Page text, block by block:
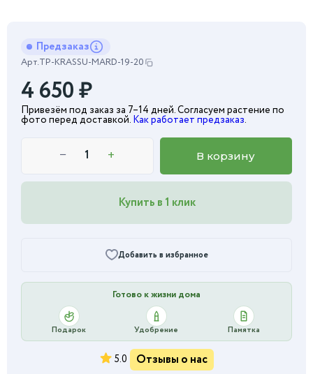
Предзаказ
Арт.TP-KRASSU-MARD-19-20
4 650₽
Привезём под заказ за 7–14 дней. Согласуем растение по
фото перед доставкой. Как работает предзаказ.
− + В корзину
Купить в 1 клик
Добавить в избранное
Готово к жизни дома
Подарок Удобрение Памятка
5.0 Отзывы о нас